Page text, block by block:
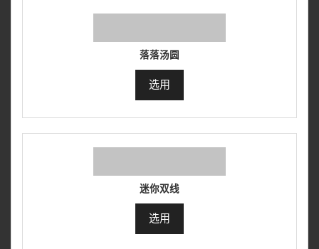
落落汤圆
选用
迷你双线
选用